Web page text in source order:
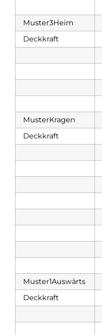
Muster3Heim
Deckkraft
MusterKragen
Deckkraft
Muster1Auswärts
Deckkraft